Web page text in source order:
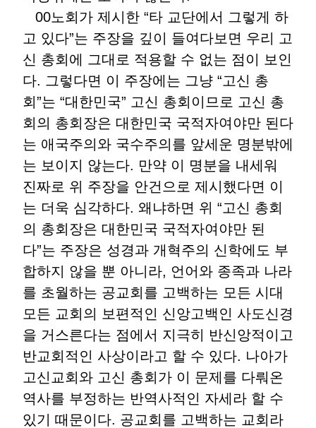
00노회가 제시한 “타 교단에서 그렇게 하
고 있다”는 주장을 깊이 들여다보면 우리 고
신 총회에 그대로 적용할 수 없는 점이 보인
다. 그렇다면 이 주장에는 그냥 “고신 총
회”는 “대한민국” 고신 총회이므로 고신 총
회의 총회장은 대한민국 국적자여야만 된다
는 애국주의와 국수주의를 앞세운 명분밖에
는 보이지 않는다. 만약 이 명분을 내세워
진짜로 위 주장을 안건으로 제시했다면 이
는 더욱 심각하다. 왜냐하면 위 “고신 총회
의 총회장은 대한민국 국적자여야만 된
다”는 주장은 성경과 개혁주의 신학에도 부
합하지 않을 뿐 아니라, 언어와 종족과 나라
를 초월하는 공교회를 고백하는 모든 시대
모든 교회의 보편적인 신앙고백인 사도신경
을 거스른다는 점에서 지극히 반신앙적이고
반교회적인 사상이라고 할 수 있다. 나아가
고신교회와 고신 총회가 이 문제를 다뤄온
역사를 부정하는 반역사적인 자세라 할 수
있기 때문이다. 공교회를 고백하는 교회라